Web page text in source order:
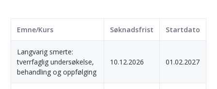
Emne/Kurs Søknadsfrist Startdato
Langvarig smerte:
tverrfaglig undersøkelse,
behandling og oppfølging
10.12.2026 01.02.2027